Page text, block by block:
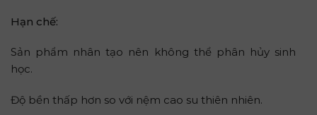
Hạn chế:
Sản phẩm nhân tạo nên không thể phân hủy sinh
học.
Độ bền thấp hơn so với nệm cao su thiên nhiên.